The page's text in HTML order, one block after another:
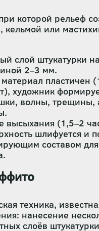
которой рельеф
кельмой или
слой штукатурки
2–3 мм.
пластичен
художник
волны, трещины,
высыхания (1,5–2
шлифуется и
составом
техника,
нанесение
слоёв